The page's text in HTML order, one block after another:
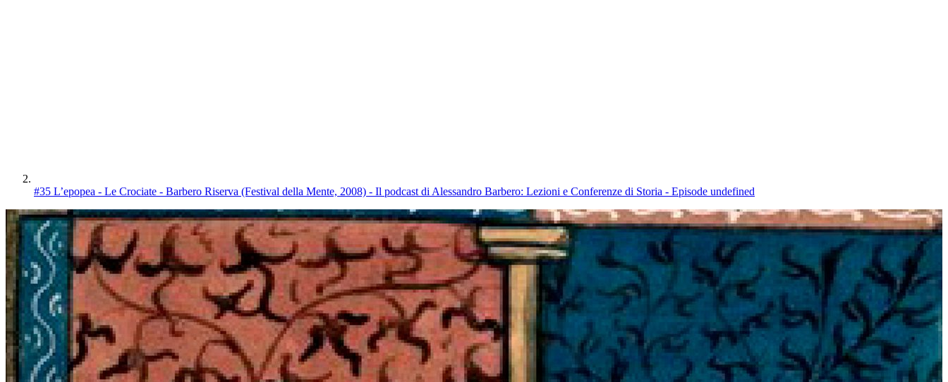
#35 L’epopea - Le Crociate - Barbero Riserva (Festival della Mente, 2008) - Il podcast di Alessandro Barbero: Lezioni e Conferenze di Storia - Episode undefined